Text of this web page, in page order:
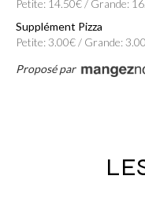
Petite: 14.50€ / Grande:
Supplément Pizza
Petite: 3.00€ / Grande:
Proposé par